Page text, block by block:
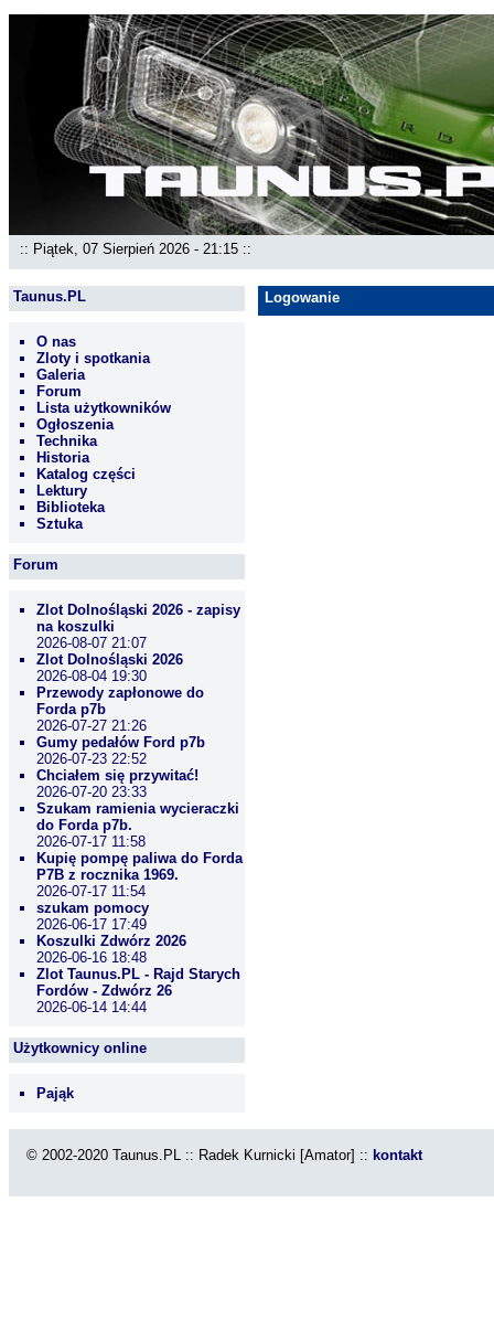
:: Piątek, 07 Sierpień 2026 - 21:15 ::
Taunus.PL
O nas
Zloty i spotkania
Galeria
Forum
Lista użytkowników
Ogłoszenia
Technika
Historia
Katalog części
Lektury
Biblioteka
Sztuka
Forum
Zlot Dolnośląski 2026 - zapisy
na koszulki
2026-08-07 21:07
Zlot Dolnośląski 2026
2026-08-04 19:30
Przewody zapłonowe do
Forda p7b
2026-07-27 21:26
Gumy pedałów Ford p7b
2026-07-23 22:52
Chciałem się przywitać!
2026-07-20 23:33
Szukam ramienia wycieraczki
do Forda p7b.
2026-07-17 11:58
Kupię pompę paliwa do Forda
P7B z rocznika 1969.
2026-07-17 11:54
szukam pomocy
2026-06-17 17:49
Koszulki Zdwórz 2026
2026-06-16 18:48
Zlot Taunus.PL - Rajd Starych
Fordów - Zdwórz 26
2026-06-14 14:44
Użytkownicy online
Pająk
Logowanie
© 2002-2020 Taunus.PL :: Radek Kurnicki [Amator] :: kontakt